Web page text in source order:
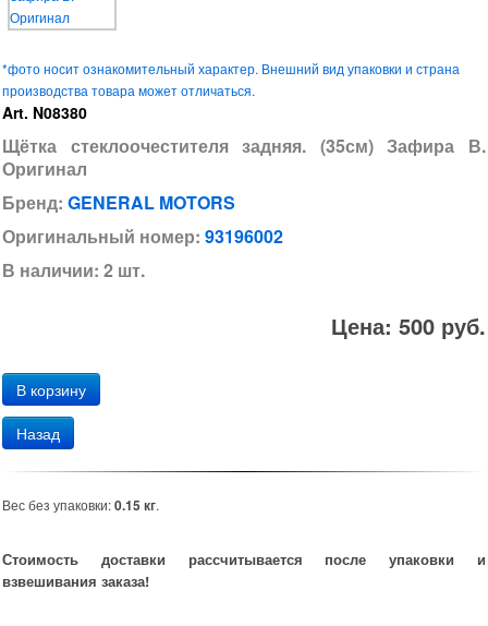
*фото носит ознакомительный характер. Внешний вид упаковки и страна
производства товара может отличаться.
Art. N08380
Щётка стеклоочестителя задняя. (35см) Зафира В.
Оригинал
Бренд: GENERAL MOTORS
Оригинальный номер: 93196002
В наличии: 2 шт.
Цена: 500 руб.
Назад
Вес без упаковки:0.15 кг.
Стоимость доставки рассчитывается после упаковки и
взвешивания заказа!